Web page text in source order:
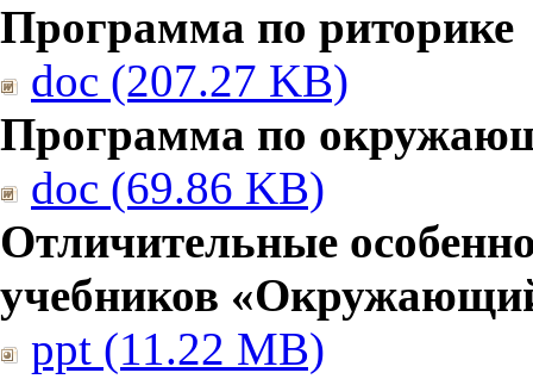
Программа по риторике
doc (207.27 KB)
Программа по
doc (69.86 KB)
Отличительные
учебников
ppt (11.22 MB)